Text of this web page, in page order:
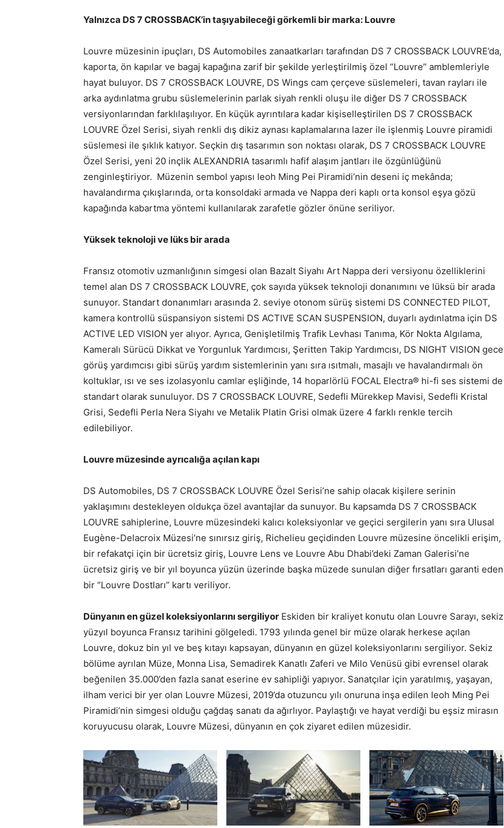
Yalnızca DS 7 CROSSBACK’in taşıyabileceği görkemli bir marka: Louvre
Louvre müzesinin ipuçları, DS Automobiles zanaatkarları tarafından DS 7 CROSSBACK LOUVRE’da,
kaporta, ön kapılar ve bagaj kapağına zarif bir şekilde yerleştirilmiş özel “Louvre” amblemleriyle
hayat buluyor. DS 7 CROSSBACK LOUVRE, DS Wings cam çerçeve süslemeleri, tavan rayları ile
arka aydınlatma grubu süslemelerinin parlak siyah renkli oluşu ile diğer DS 7 CROSSBACK
versiyonlarından farklılaşılıyor. En küçük ayrıntılara kadar kişiselleştirilen DS 7 CROSSBACK
LOUVRE Özel Serisi, siyah renkli dış dikiz aynası kaplamalarına lazer ile işlenmiş Louvre piramidi
süslemesi ile şıklık katıyor. Seçkin dış tasarımın son noktası olarak, DS 7 CROSSBACK LOUVRE
Özel Serisi, yeni 20 inçlik ALEXANDRIA tasarımlı hafif alaşım jantları ile özgünlüğünü
zenginleştiriyor. Müzenin sembol yapısı Ieoh Ming Pei Piramidi’nin deseni iç mekânda;
havalandırma çıkışlarında, orta konsoldaki armada ve Nappa deri kaplı orta konsol eşya gözü
kapağında kabartma yöntemi kullanılarak zarafetle gözler önüne seriliyor.
Yüksek teknoloji ve lüks bir arada
Fransız otomotiv uzmanlığının simgesi olan Bazalt Siyahı Art Nappa deri versiyonu özelliklerini
temel alan DS 7 CROSSBACK LOUVRE, çok sayıda yüksek teknoloji donanımını ve lüksü bir arada
sunuyor. Standart donanımları arasında 2. seviye otonom sürüş sistemi DS CONNECTED PILOT,
kamera kontrollü süspansiyon sistemi DS ACTIVE SCAN SUSPENSION, duyarlı aydınlatma için DS
ACTIVE LED VISION yer alıyor. Ayrıca, Genişletilmiş Trafik Levhası Tanıma, Kör Nokta Algılama,
Kameralı Sürücü Dikkat ve Yorgunluk Yardımcısı, Şeritten Takip Yardımcısı, DS NIGHT VISION gece
görüş yardımcısı gibi sürüş yardım sistemlerinin yanı sıra ısıtmalı, masajlı ve havalandırmalı ön
koltuklar, ısı ve ses izolasyonlu camlar eşliğinde, 14 hoparlörlü FOCAL Electra® hi-fi ses sistemi de
standart olarak sunuluyor. DS 7 CROSSBACK LOUVRE, Sedefli Mürekkep Mavisi, Sedefli Kristal
Grisi, Sedefli Perla Nera Siyahı ve Metalik Platin Grisi olmak üzere 4 farklı renkle tercih
edilebiliyor.
Louvre müzesinde ayrıcalığa açılan kapı
DS Automobiles, DS 7 CROSSBACK LOUVRE Özel Serisi’ne sahip olacak kişilere serinin
yaklaşımını destekleyen oldukça özel avantajlar da sunuyor. Bu kapsamda DS 7 CROSSBACK
LOUVRE sahiplerine, Louvre müzesindeki kalıcı koleksiyonlar ve geçici sergilerin yanı sıra Ulusal
Eugène-Delacroix Müzesi’ne sınırsız giriş, Richelieu geçidinden Louvre müzesine öncelikli erişim,
bir refakatçi için bir ücretsiz giriş, Louvre Lens ve Louvre Abu Dhabi’deki Zaman Galerisi’ne
ücretsiz giriş ve bir yıl boyunca yüzün üzerinde başka müzede sunulan diğer fırsatları garanti eden
bir “Louvre Dostları” kartı veriliyor.
Dünyanın en güzel koleksiyonlarını sergiliyor Eskiden bir kraliyet konutu olan Louvre Sarayı, sekiz
yüzyıl boyunca Fransız tarihini gölgeledi. 1793 yılında genel bir müze olarak herkese açılan
Louvre, dokuz bin yıl ve beş kıtayı kapsayan, dünyanın en güzel koleksiyonlarını sergiliyor. Sekiz
bölüme ayrılan Müze, Monna Lisa, Semadirek Kanatlı Zaferi ve Milo Venüsü gibi evrensel olarak
beğenilen 35.000’den fazla sanat eserine ev sahipliği yapıyor. Sanatçılar için yaratılmış, yaşayan,
ilham verici bir yer olan Louvre Müzesi, 2019’da otuzuncu yılı onuruna inşa edilen Ieoh Ming Pei
Piramidi’nin simgesi olduğu çağdaş sanatı da ağırlıyor. Paylaştığı ve hayat verdiği bu eşsiz mirasın
koruyucusu olarak, Louvre Müzesi, dünyanın en çok ziyaret edilen müzesidir.